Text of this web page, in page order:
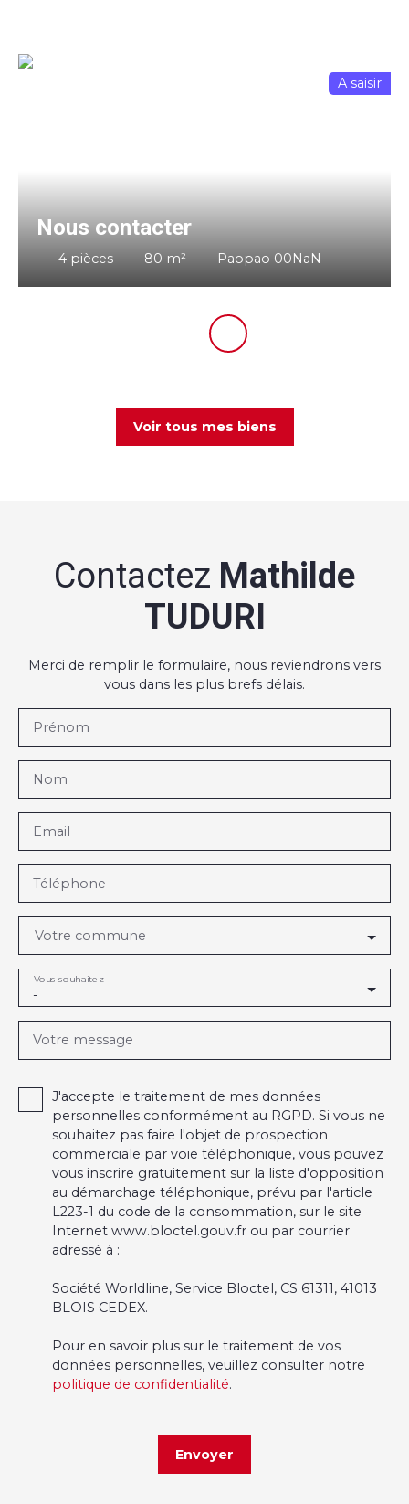
Nous contacter
4 pièces 80 m² Paopao 00NaN
A saisir
Voir tous mes biens
Contactez Mathilde
TUDURI
Merci de remplir le formulaire, nous reviendrons vers
vous dans les plus brefs délais.
Prénom
Nom
Email
Téléphone
Votre commune
-
Vous souhaitez
Votre message
J'accepte le traitement de mes données
personnelles conformément au RGPD. Si vous ne
souhaitez pas faire l'objet de prospection
commerciale par voie téléphonique, vous pouvez
vous inscrire gratuitement sur la liste d'opposition
au démarchage téléphonique, prévu par l'article
L223-1 du code de la consommation, sur le site
Internet www.bloctel.gouv.fr ou par courrier
adressé à :
Société Worldline, Service Bloctel, CS 61311, 41013
BLOIS CEDEX.
Pour en savoir plus sur le traitement de vos
données personnelles, veuillez consulter notre
politique de confidentialité.
Envoyer